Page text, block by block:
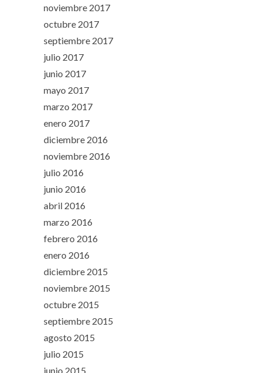
noviembre 2017
octubre 2017
septiembre 2017
julio 2017
junio 2017
mayo 2017
marzo 2017
enero 2017
diciembre 2016
noviembre 2016
julio 2016
junio 2016
abril 2016
marzo 2016
febrero 2016
enero 2016
diciembre 2015
noviembre 2015
octubre 2015
septiembre 2015
agosto 2015
julio 2015
junio 2015